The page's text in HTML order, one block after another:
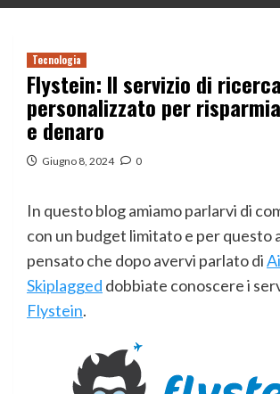
Tecnologia
Flystein: Il servizio di
personalizzato per
e denaro
Giugno 8, 2024 0
In questo blog amiamo parlarvi di
con un budget limitato e per questo
pensato che dopo avervi parlato di
Skiplagged dobbiate conoscere i
Flystein.